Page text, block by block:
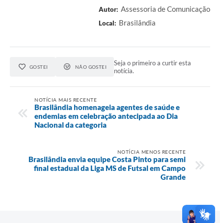
Autor: Assessoria de Comunicação
Local: Brasilândia
GOSTEI NÃO GOSTEI
Seja o primeiro a curtir esta
notícia.
NOTÍCIA MAIS RECENTE
Brasilândia homenageia agentes de saúde e
endemias em celebração antecipada ao Dia
Nacional da categoria
NOTÍCIA MENOS RECENTE
Brasilândia envia equipe Costa Pinto para semi
final estadual da Liga MS de Futsal em Campo
Grande